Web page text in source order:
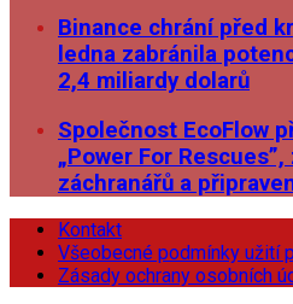
Binance chrání před
ledna zabránila
2,4 miliardy dolarů
Společnost EcoFlow
„Power For
záchranářů a
Kontakt
Všeobecné podmínky užití
Zásady ochrany osobních